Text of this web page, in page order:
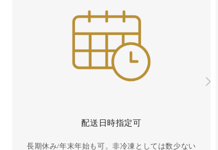
配送日時指定可
長期休み/年末年始も可。非冷凍としては数少ない